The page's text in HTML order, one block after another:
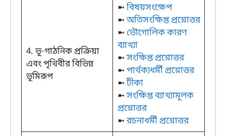
4. ভূ-গাঠনিক প্রক্রিয়া
এবং পৃথিবীর বিভিন্ন
ভূমিরূপ
➼বিষয়সংক্ষেপ
➼অতিসংক্ষিপ্ত প্রশ্নোত্তর
➼ ভৌগোলিক কারণ
ব্যাখ্যা
➼সংক্ষিপ্ত প্রশ্নোত্তর
➼ পার্থক্যধর্মী প্রশ্নোত্তর
➼টীকা
➼সংক্ষিপ্ত ব্যাখ্যামূলক
প্রশ্নোত্তর
➼রচনাধর্মী প্রশ্নোত্তর